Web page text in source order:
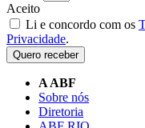
Aceito
Li e concordo com os
Privacidade.
Quero receber
A ABF
Sobre nós
Diretoria